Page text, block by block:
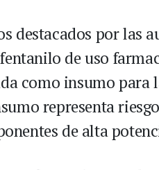
destacados por las
de uso
como insumo para
representa
de alta